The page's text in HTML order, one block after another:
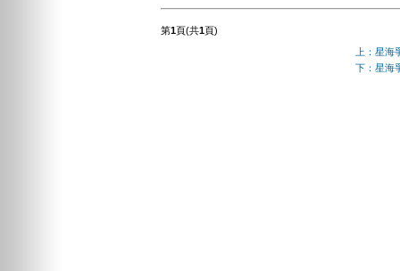
第1頁(共1頁)
上：星海
下：星海